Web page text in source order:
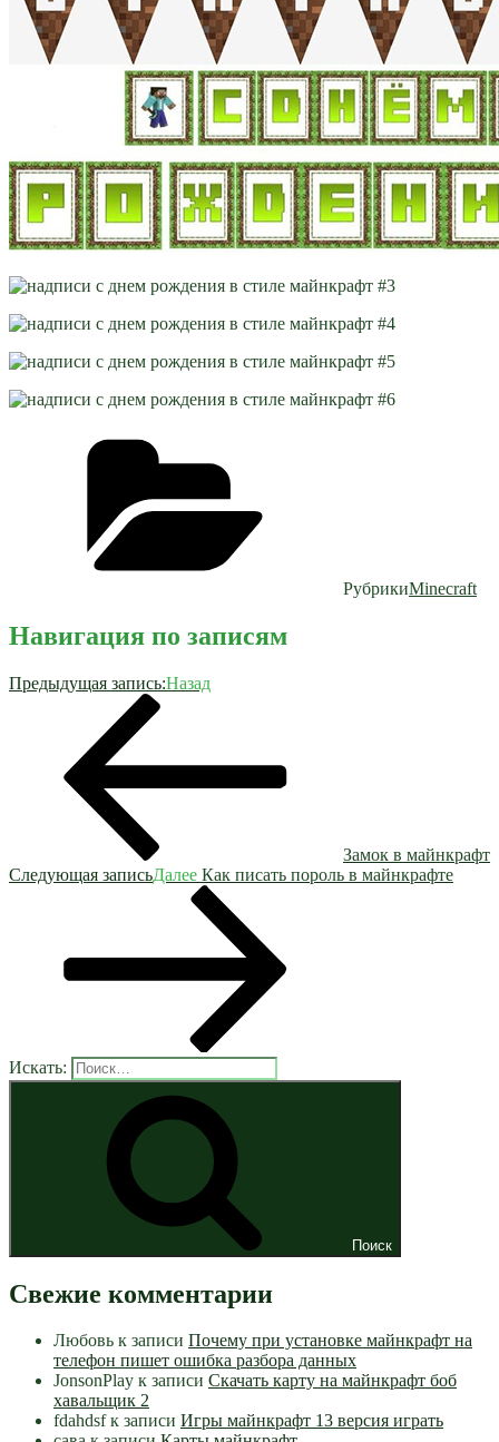
РубрикиMinecraft
Навигация по записям
Предыдущая запись:Назад
Замок в майнкрафт
Следующая записьДалее Как писать пороль в майнкрафте
Искать:
Поиск
Свежие комментарии
Любовь к записи Почему при установке майнкрафт на
телефон пишет ошибка разбора данных
JonsonPlay к записи Скачать карту на майнкрафт боб
хавальщик 2
fdahdsfк записи Игры майнкрафт 13 версия играть